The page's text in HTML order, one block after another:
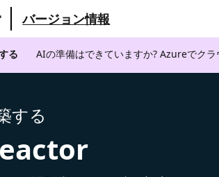
バージョン情報
る AIの準備はできていますか? Azureでク
する